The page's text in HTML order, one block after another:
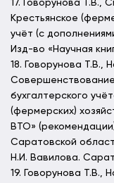
17. Говорунова Т.В.,
Крестьянское
учёт (с
Изд-во «Научная
18. Говорунова Т.В.,
бухгалтерского
(фермерских)
ВТО»
Саратовской
Н.И. Вавилова.
19. Говорунова Т.В.,